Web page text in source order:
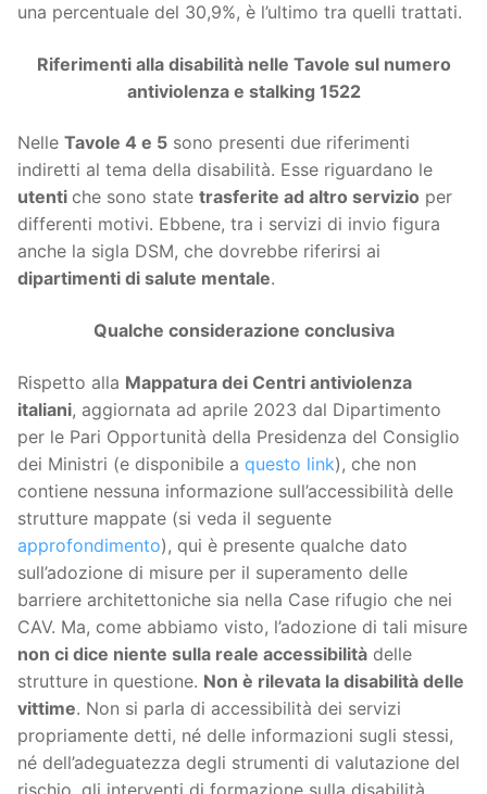
una percentuale del 30,9%, è l’ultimo tra quelli trattati.
Riferimenti alla disabilità nelle Tavole sul numero
antiviolenza e stalking 1522
Nelle Tavole 4 e 5 sono presenti due riferimenti
indiretti al tema della disabilità. Esse riguardano le
utenti che sono state trasferite ad altro servizio per
differenti motivi. Ebbene, tra i servizi di invio figura
anche la sigla DSM, che dovrebbe riferirsi ai
dipartimenti di salute mentale.
Qualche considerazione conclusiva
Rispetto alla Mappatura dei Centri antiviolenza
italiani, aggiornata ad aprile 2023 dal Dipartimento
per le Pari Opportunità della Presidenza del Consiglio
dei Ministri (e disponibile a questo link), che non
contiene nessuna informazione sull’accessibilità delle
strutture mappate (si veda il seguente
approfondimento), qui è presente qualche dato
sull’adozione di misure per il superamento delle
barriere architettoniche sia nella Case rifugio che nei
CAV. Ma, come abbiamo visto, l’adozione di tali misure
non ci dice niente sulla reale accessibilità delle
strutture in questione. Non è rilevata la disabilità delle
vittime. Non si parla di accessibilità dei servizi
propriamente detti, né delle informazioni sugli stessi,
né dell’adeguatezza degli strumenti di valutazione del
rischio, gli interventi di formazione sulla disabilità